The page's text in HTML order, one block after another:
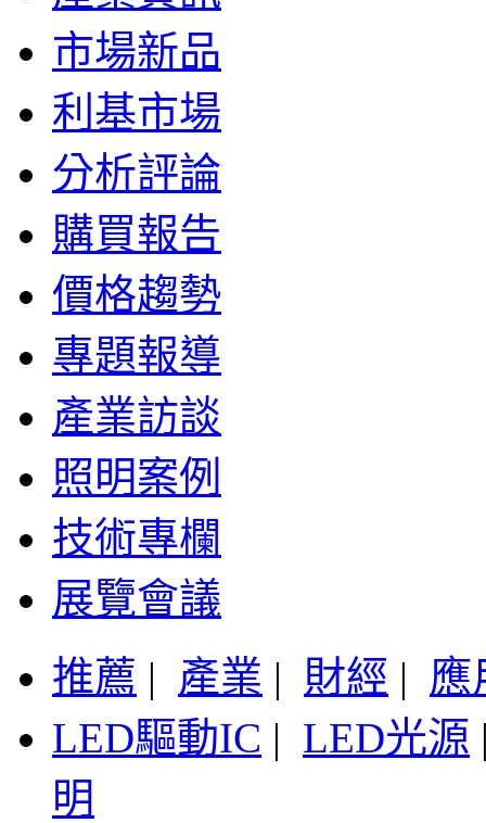
市場新品
利基市場
分析評論
購買報告
價格趨勢
專題報導
產業訪談
照明案例
技術專欄
展覽會議
推薦 | 產業 | 財經 | 應
LED驅動IC | LED光源
明